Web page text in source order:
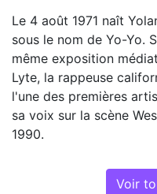
Le 4 août 1971 naît
sous le nom de Yo-Yo.
même exposition
Lyte, la rappeuse
l'une des premières
sa voix sur la scène
1990.
Voir